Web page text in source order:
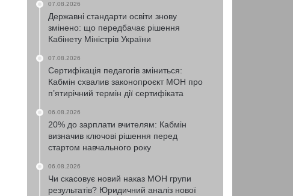
07.08.2026
Державні стандарти освіти знову
змінено: що передбачає рішення
Кабінету Міністрів України
07.08.2026
Сертифікація педагогів зміниться:
Кабмін схвалив законопроєкт МОН про
п’ятирічний термін дії сертифіката
06.08.2026
20% до зарплати вчителям: Кабмін
визначив ключові рішення перед
стартом навчального року
06.08.2026
Чи скасовує новий наказ МОН групи
результатів? Юридичний аналіз нової